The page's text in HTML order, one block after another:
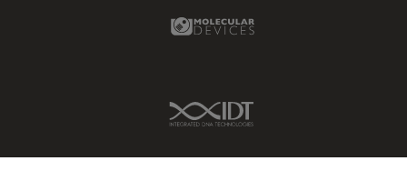
Molecular Devices Link
IDT Link